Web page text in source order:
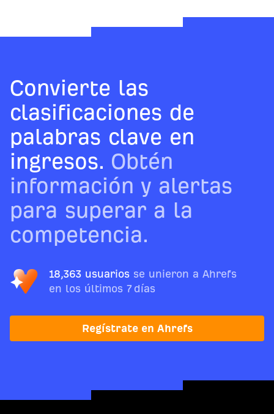
Convierte las
clasificaciones de
palabras clave en
ingresos. Obtén
información y alertas
para superar a la
competencia.
18,363 usuarios se unieron a Ahrefs
en los últimos 7 días
Regístrate en Ahrefs